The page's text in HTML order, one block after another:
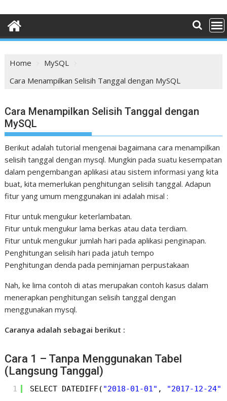
Home
MySQL
Cara Menampilkan Selisih Tanggal dengan MySQL
Cara Menampilkan Selisih Tanggal dengan
MySQL
Berikut adalah tutorial mengenai bagaimana cara menampilkan
selisih tanggal dengan mysql. Mungkin pada suatu kesempatan
dalam pengembangan aplikasi atau sistem informasi yang kita
buat, kita memerlukan penghitungan selisih tanggal. Adapun
fitur yang umum menggunakan ini adalah misal :
Fitur untuk mengukur keterlambatan.
Fitur untuk mengukur lama berkas atau data terdiam.
Fitur untuk mengukur jumlah hari pada aplikasi penginapan.
Penghitungan selisih hari pada jatuh tempo
Penghitungan denda pada peminjaman perpustakaan
Nah, ke lima contoh di atas merupakan contoh kasus dalam
menerapkan penghitungan selisih tanggal dengan
menggunakan mysql.
Caranya adalah sebagai berikut :
Cara 1 – Tanpa Menggunakan Tabel
(Langsung Tanggal)
1 SELECT DATEDIFF( "2018-01-01" , "2017-12-24"